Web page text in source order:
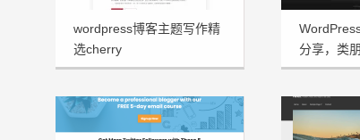
wordpress博客主题写作精
选cherry
分享，类